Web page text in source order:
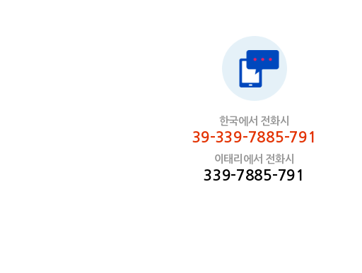
한국에서 전화시
39-339-7885-791
이태리에서 전화시
339-7885-791